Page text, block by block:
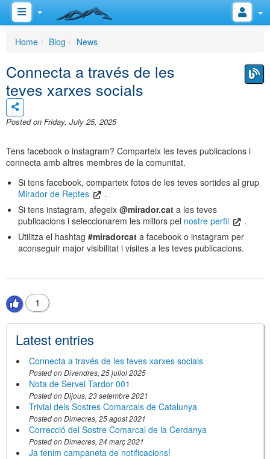
Home Blog News
Connecta a través de les
teves xarxes socials
Posted on Friday, July 25, 2025
Tens facebook o instagram? Comparteix les teves publicacions i
connecta amb altres membres de la comunitat.
Si tens facebook, comparteix fotos de les teves sortides al grup
Mirador de Reptes
.
Si tens instagram, afegeix @mirador.cat a les teves
publicacions i seleccionarem les millors pel nostre perfil
.
Utilitza el hashtag #miradorcat a facebook o instagram per
aconseguir major visibilitat i visites a les teves publicacions.
1
Latest entries
Connecta a través de les teves xarxes socials
Posted onDivendres, 25 juliol 2025
Nota de Servei Tardor 001
Posted onDijous, 23 setembre 2021
Trivial dels Sostres Comarcals de Catalunya
Posted onDimecres, 25 agost 2021
Correcció del Sostre Comarcal de la Cerdanya
Posted onDimecres, 24 març 2021
Ja tenim campaneta de notificacions!